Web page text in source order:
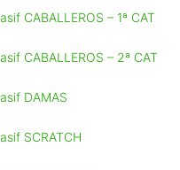
CABALLEROS – 1ª CAT
CABALLEROS – 2ª CAT
DAMAS
SCRATCH